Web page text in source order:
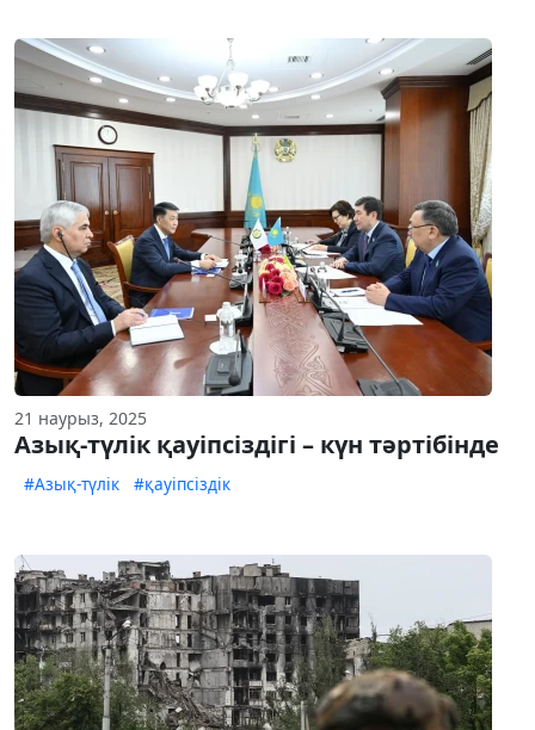
21 наурыз, 2025
Азық-түлік қауіпсіздігі – күн тәртібінде
#Азық-түлік #қауіпсіздік